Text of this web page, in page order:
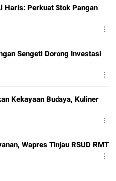
Haris: Perkuat Stok Pangan
Sengeti Dorong Investasi
Kekayaan Budaya, Kuliner
Wapres Tinjau RSUD RMT